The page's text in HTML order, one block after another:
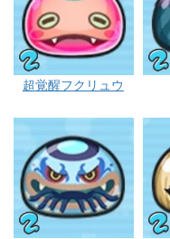
ニョロロン
超覚醒フクリュウ
ニョロロン